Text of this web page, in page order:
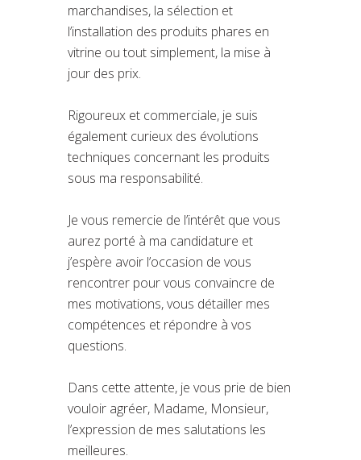
marchandises, la sélection et
l’installation des produits phares en
vitrine ou tout simplement, la mise à
jour des prix.
Rigoureux et commerciale, je suis
également curieux des évolutions
techniques concernant les produits
sous ma responsabilité.
Je vous remercie de l’intérêt que vous
aurez porté à ma candidature et
j’espère avoir l’occasion de vous
rencontrer pour vous convaincre de
mes motivations, vous détailler mes
compétences et répondre à vos
questions.
Dans cette attente, je vous prie de bien
vouloir agréer, Madame, Monsieur,
l’expression de mes salutations les
meilleures.